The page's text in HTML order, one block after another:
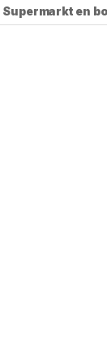
Supermarkt en